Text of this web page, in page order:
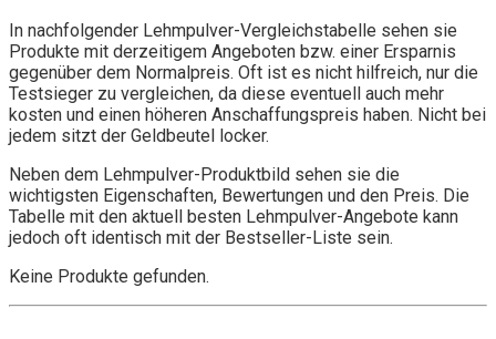
In nachfolgender Lehmpulver-Vergleichstabelle sehen sie
Produkte mit derzeitigem Angeboten bzw. einer Ersparnis
gegenüber dem Normalpreis. Oft ist es nicht hilfreich, nur die
Testsieger zu vergleichen, da diese eventuell auch mehr
kosten und einen höheren Anschaffungspreis haben. Nicht bei
jedem sitzt der Geldbeutel locker.
Neben dem Lehmpulver-Produktbild sehen sie die
wichtigsten Eigenschaften, Bewertungen und den Preis. Die
Tabelle mit den aktuell besten Lehmpulver-Angebote kann
jedoch oft identisch mit der Bestseller-Liste sein.
Keine Produkte gefunden.